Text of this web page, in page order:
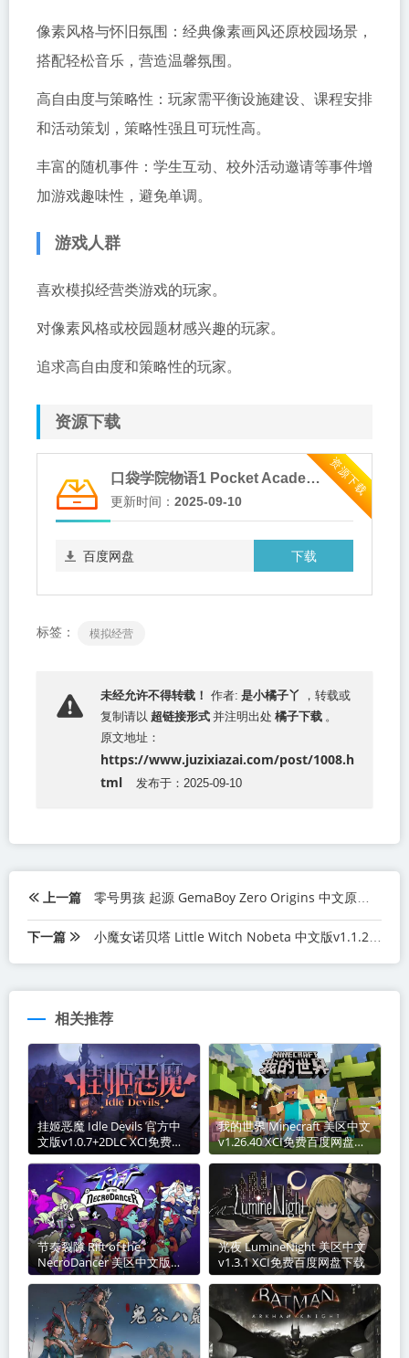
像素风格与怀旧氛围：经典像素画风还原校园场景，
搭配轻松音乐，营造温馨氛围。
高自由度与策略性：玩家需平衡设施建设、课程安排
和活动策划，策略性强且可玩性高。
丰富的随机事件：学生互动、校外活动邀请等事件增
加游戏趣味性，避免单调。
游戏人群
喜欢模拟经营类游戏的玩家。
对像素风格或校园题材感兴趣的玩家。
追求高自由度和策略性的玩家。
资源下载
资源下载
口袋学院物语1 Pocket Academy ZERO 中文原版XCI免费百度网盘下载
更新时间： 2025-09-10
下载
百度网盘
标签： 模拟经营
未经允许不得转载！ 作者: 是小橘子丫
，转载或
复制请以 超链接形式 并注明出处 橘子下载 。
原文地址：
https://www.juzixiazai.com/post/1008.h
tml
发布于：2025-09-10
上一篇 零号男孩 起源 GemaBoy Zero Origins 中文原版XCI免费百度网盘下载
下一篇 小魔女诺贝塔 Little Witch Nobeta 中文版v1.1.2+1DLC XCI免费百度网盘下载
相关推荐
挂姬恶魔 Idle Devils 官方中
文版v1.0.7+2DLC XCI免费百
度网盘下载
我的世界 Minecraft 美区中文
v1.26.40 XCI免费百度网盘下
载
节奏裂隙 Rift of the
NecroDancer 美区中文版
v1.14.0+22DLC XCI免费百度
网盘下载
光夜 LumineNight 美区中文
v1.3.1 XCI免费百度网盘下载